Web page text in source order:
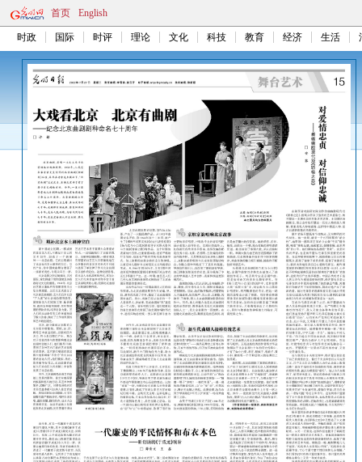
首页 English
时政 国际 时评 理论 文化 科技 教育 经济 生活